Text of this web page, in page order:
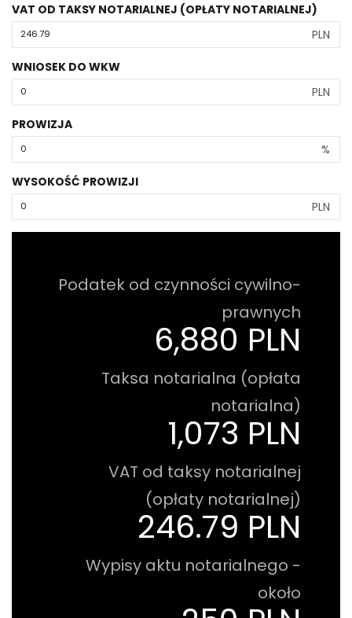
VAT OD TAKSY NOTARIALNEJ (OPŁATY NOTARIALNEJ)
PLN
WNIOSEK DO WKW
PLN
PROWIZJA
%
WYSOKOŚĆ PROWIZJI
PLN
Podatek od czynności cywilno-
prawnych
6,880 PLN
Taksa notarialna (opłata
notarialna)
1,073 PLN
VAT od taksy notarialnej
(opłaty notarialnej)
246.79 PLN
Wypisy aktu notarialnego -
około